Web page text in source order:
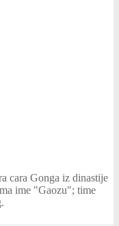
cara Gonga iz dinastije
ime "Gaozu"; time